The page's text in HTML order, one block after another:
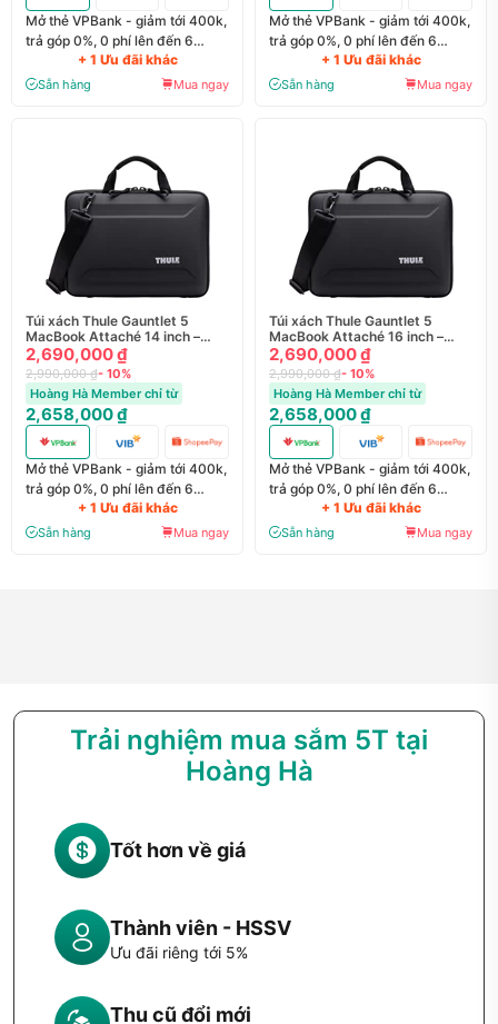
Mở thẻ VPBank - giảm tới 400k,
trả góp 0%, 0 phí lên đến 6
+ 1 Ưu đãi khác
Sẵn hàng Mua ngay
Mở thẻ VPBank - giảm tới 400k,
trả góp 0%, 0 phí lên đến 6
+ 1 Ưu đãi khác
Sẵn hàng Mua ngay
Túi xách Thule Gauntlet 5
MacBook Attaché 14 inch –
TGAE255
2,690,000 ₫
2,990,000 ₫- 10%
Hoàng Hà Member chỉ từ
2,658,000 ₫
Mở thẻ VPBank - giảm tới 400k,
trả góp 0%, 0 phí lên đến 6
+ 1 Ưu đãi khác
Sẵn hàng Mua ngay
Túi xách Thule Gauntlet 5
MacBook Attaché 16 inch –
TGAE255
2,690,000 ₫
2,990,000 ₫- 10%
Hoàng Hà Member chỉ từ
2,658,000 ₫
Mở thẻ VPBank - giảm tới 400k,
trả góp 0%, 0 phí lên đến 6
+ 1 Ưu đãi khác
Sẵn hàng Mua ngay
Trải nghiệm mua sắm 5T tại
Hoàng Hà
Tốt hơn về giá
Thành viên - HSSV
Ưu đãi riêng tới 5%
Thu cũ đổi mới